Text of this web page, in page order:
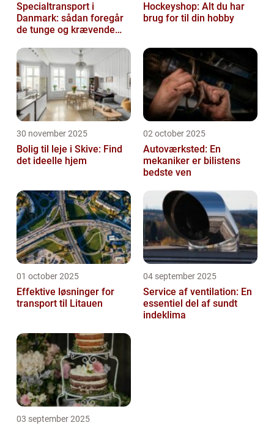
Specialtransport i
Danmark: sådan foregår
de tunge og krævende
Hockeyshop: Alt du har
brug for til din hobby
30 november 2025
Bolig til leje i Skive: Find
det ideelle hjem
02 october 2025
Autoværksted: En
mekaniker er bilistens
bedste ven
01 october 2025
Effektive løsninger for
transport til Litauen
04 september 2025
Service af ventilation: En
essentiel del af sundt
indeklima
03 september 2025